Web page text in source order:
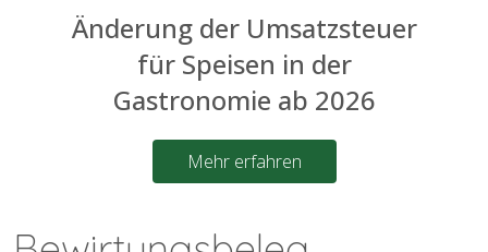
Änderung der Umsatzsteuer
für Speisen in der
Gastronomie ab 2026
Mehr erfahren